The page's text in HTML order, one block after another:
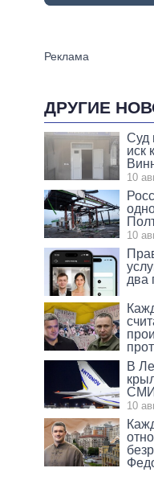
ДРУГИЕ
Суд
иск
10
10
два
В
СМИ
10